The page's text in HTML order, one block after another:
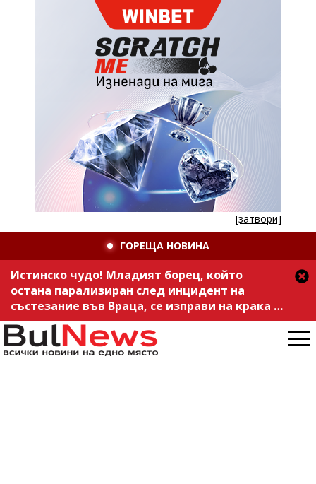
[затвори]
ГОРЕЩА НОВИНА
Истинско чудо! Младият борец, който
остана парализиран след инцидент на
състезание във Враца, се изправи на крака /
снимка/